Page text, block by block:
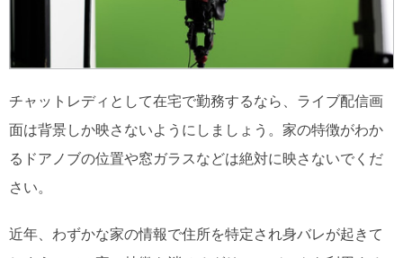
チャットレディとして在宅で勤務するなら、ライブ配信画
面は背景しか映さないようにしましょう。家の特徴がわか
るドアノブの位置や窓ガラスなどは絶対に映さないでくだ
さい。
近年、わずかな家の情報で住所を特定され身バレが起きて